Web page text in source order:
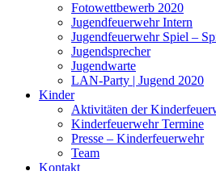
Fotowettbewerb 2020
Jugendfeuerwehr Intern
Jugendfeuerwehr Spiel –
Jugendsprecher
Jugendwarte
LAN-Party | Jugend 2020
Kinder
Aktivitäten der
Kinderfeuerwehr Termine
Presse – Kinderfeuerwehr
Team
Kontakt